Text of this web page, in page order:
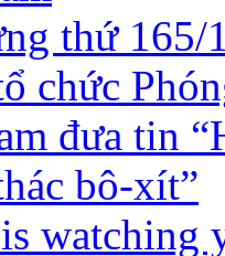
thứ 165/
chức
đưa tin
bô-xít”
watching